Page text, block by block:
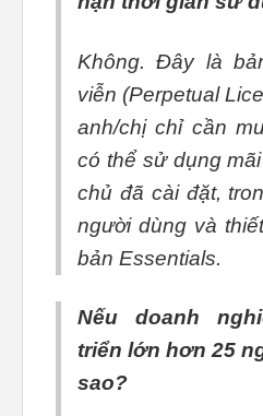
Không. Đây là
viễn (Perpetual
anh/chị chỉ cần
có thể sử dụng
chủ đã cài đặt,
người dùng và
bản Essentials.
Nếu doanh
triển lớn hơn 25
sao?